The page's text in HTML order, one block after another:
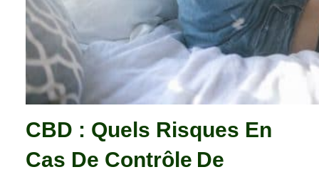
CBD : Quels Risques En
Cas De Contrôle De